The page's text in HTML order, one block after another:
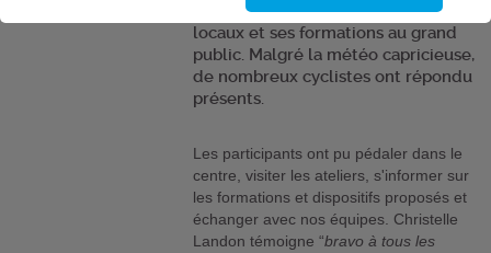
occasion de faire découvrir ses
locaux et ses formations au grand
public. Malgré la météo capricieuse,
de nombreux cyclistes ont répondu
présents.
Les participants ont pu pédaler dans le
centre, visiter les ateliers, s'informer sur
les formations et dispositifs proposés et
échanger avec nos équipes. Christelle
Landon témoigne “bravo à tous les